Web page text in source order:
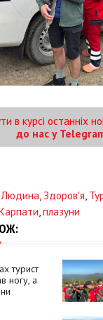
в курсі останніх
до нас у
Людина Здоров'я
плазуни
турист
ногу, а